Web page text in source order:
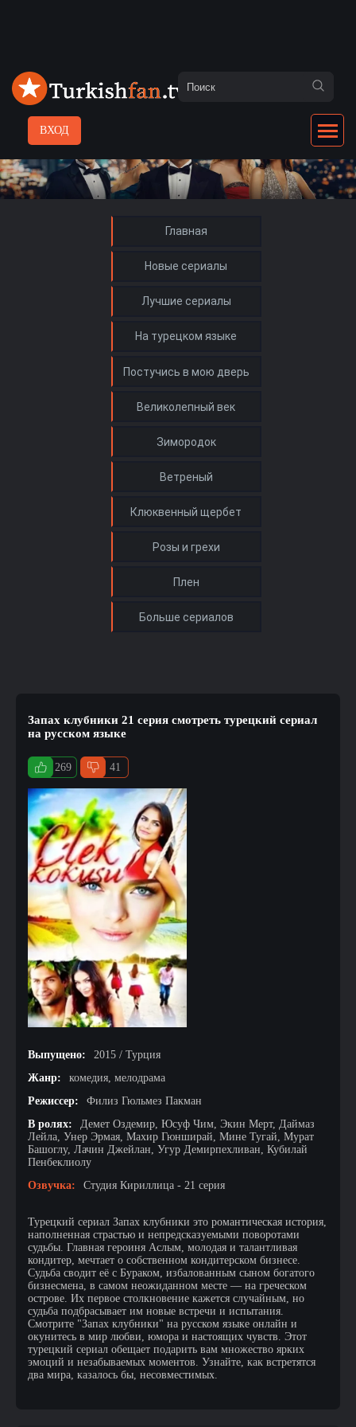
ВХОД
Главная
Новые сериалы
Лучшие сериалы
На турецком языке
Запах клубники 21 серия смотреть турецкий сериал
на русском языке
269 41
Выпущено:
2015 / Турция
Жанр:
комедия, мелодрама
Режиссер:
Филиз Гюльмез Пакман
В ролях:
Демет Оздемир, Юсуф Чим, Экин Мерт, Даймаз
Лейла, Унер Эрмая, Махир Гюнширай, Мине Тугай, Мурат
Башоглу, Лачин Джейлан, Угур Демирпехливан, Кубилай
Пенбеклиолу
Озвучка:
Студия Кириллица - 21 серия
Турецкий сериал Запах клубники это романтическая история,
наполненная страстью и непредсказуемыми поворотами
судьбы. Главная героиня Аслым, молодая и талантливая
кондитер, мечтает о собственном кондитерском бизнесе.
Судьба сводит её с Бураком, избалованным сыном богатого
бизнесмена, в самом неожиданном месте — на греческом
острове. Их первое столкновение кажется случайным, но
судьба подбрасывает им новые встречи и испытания.
Смотрите "Запах клубники" на русском языке онлайн и
окунитесь в мир любви, юмора и настоящих чувств. Этот
турецкий сериал обещает подарить вам множество ярких
эмоций и незабываемых моментов. Узнайте, как встретятся
два мира, казалось бы, несовместимых.